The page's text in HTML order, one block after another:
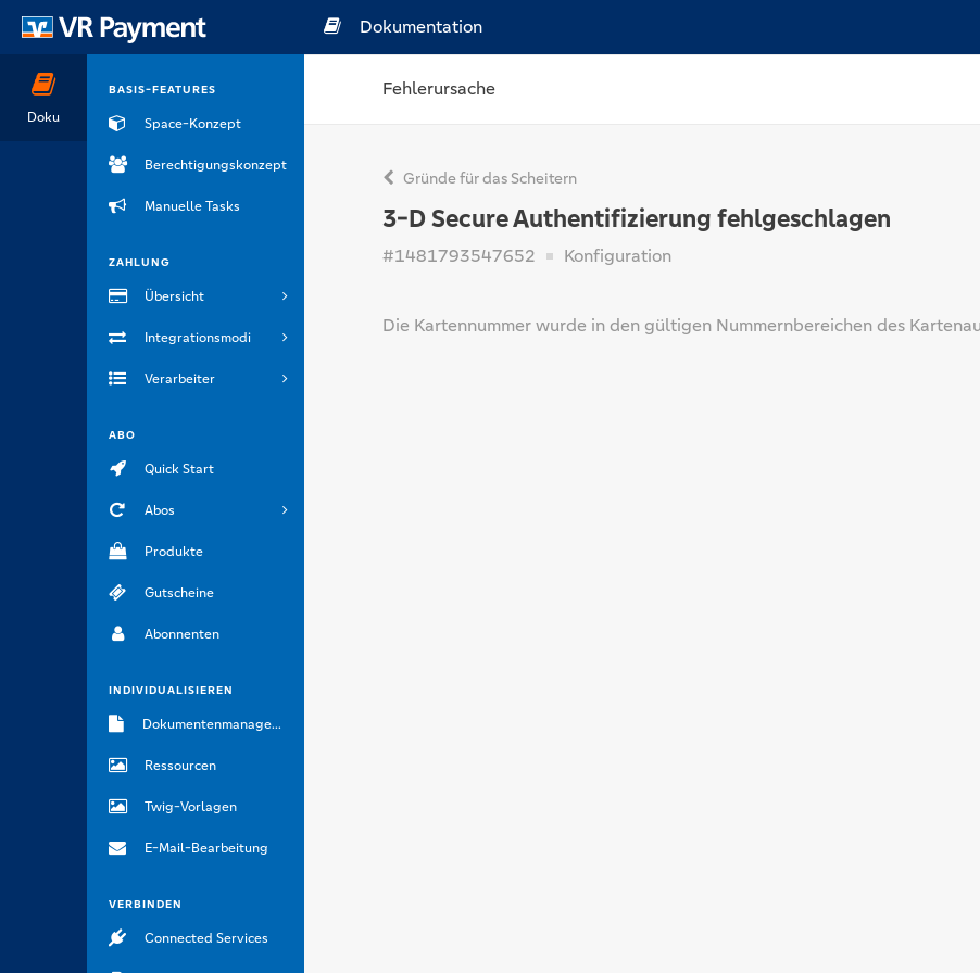
Doku
BASIS-FEATURES
Space-Konzept
Berechtigungskonzept
Manuelle Tasks
ZAHLUNG
Übersicht
Integrationsmodi
Verarbeiter
ABO
Quick Start
Abos
Produkte
Gutscheine
Abonnenten
INDIVIDUALISIEREN
Dokumentenmanagement
Ressourcen
Twig-Vorlagen
E-Mail-Bearbeitung
VERBINDEN
Connected Services
Dokumentation
Fehlerursache
Gründe für das Scheitern
3-D Secure Authentifizierung fehlgeschlagen
#1481793547652 Konfiguration
Die Kartennummer wurde in den gültigen Nummernbereichen des